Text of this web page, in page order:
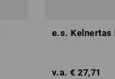
e.s. Kelnertas
v.a. € 27,71